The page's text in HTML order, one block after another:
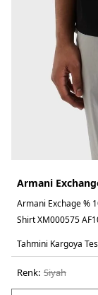
Armani
Armani Exchage %
Shirt XM000575
Tahmini Kargoya
Renk: si̇yah